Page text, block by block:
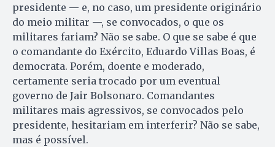
presidente — e, no caso, um presidente originário
do meio militar —, se convocados, o que os
militares fariam? Não se sabe. O que se sabe é que
o co­mandante do Exército, Eduardo Villas Boas, é
democrata. Porém, doente e moderado,
certamente seria trocado por um eventual
governo de Jair Bolsonaro. Comandantes
militares mais agressivos, se convocados pelo
presidente, hesitariam em interferir? Não se sabe,
mas é possível.